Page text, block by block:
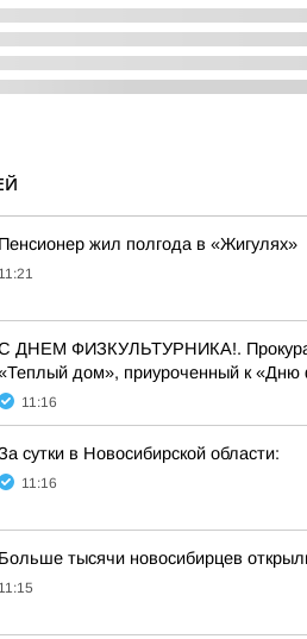
Пенсионер жил полгода в «Жигулях»
11:21
ДНЕМ ФИЗКУЛЬТУРНИКА!.
дом», приуроченный к «Дню
11:16
сутки в Новосибирской области:
11:16
Больше тысячи новосибирцев
11:15